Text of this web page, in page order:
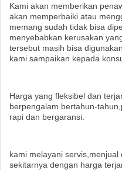
Kami akan memberikan
akan memperbaiki atau
memang sudah tidak bisa
menyebabkan kerusakan
tersebut masih bisa
kami sampaikan kepada
Harga yang fleksibel dan
berpengalam bertahun-
rapi dan bergaransi.
kami melayani
sekitarnya dengan harga